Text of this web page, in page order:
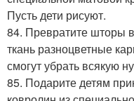
Пусть дети рисуют.
84. Превратите шторы
ткань разноцветные
смогут убрать всякую
85. Подарите детям